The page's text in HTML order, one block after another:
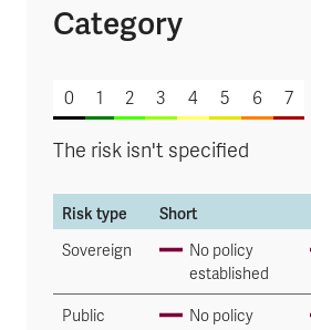
Category
of 7
0 1 2 3 4 5 6 7
The risk isn't specified
Risk type Short
Sovereign
No policy
established
Public
No policy